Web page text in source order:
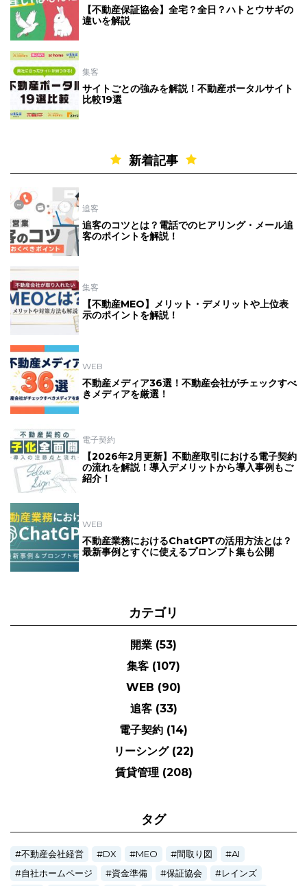
【不動産保証協会】全宅？全日？ハトとウサギの
違いを解説
集客
サイトごとの強みを解説！不動産ポータルサイト
比較19選
新着記事
追客
追客のコツとは？電話でのヒアリング・メール追
客のポイントを解説！
集客
【不動産MEO】メリット・デメリットや上位表
示のポイントを解説！
WEB
不動産メディア36選！不動産会社がチェックすべ
きメディアを厳選！
電子契約
【2026年2月更新】不動産取引における電子契約
の流れを解説！導入デメリットから導入事例もご
紹介！
WEB
不動産業務におけるChatGPTの活用方法とは？
最新事例とすぐに使えるプロンプト集も公開
カテゴリ
開業 (53)
集客 (107)
WEB (90)
追客 (33)
電子契約 (14)
リーシング (22)
賃貸管理 (208)
タグ
不動産会社経営 DX MEO 間取り図
AI
自社ホームページ
資金準備 保証協会
レインズ